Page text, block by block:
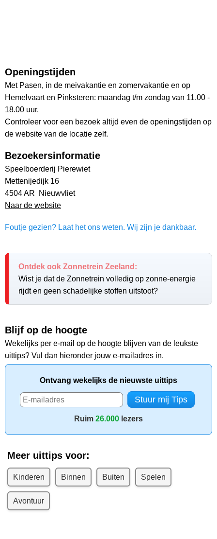
Openingstijden
Met Pasen, in de meivakantie en zomervakantie en op
Hemelvaart en Pinksteren: maandag t/m zondag van 11.00 -
18.00 uur.
Controleer voor een bezoek altijd even de openingstijden op
de website van de locatie zelf.
Bezoekersinformatie
Speelboerderij Pierewiet
Mettenijedijk 16
4504 AR Nieuwvliet
Naar de website
Foutje gezien? Laat het ons weten. Wij zijn je dankbaar.
Ontdek ook Zonnetrein Zeeland:
Wist je dat de Zonnetrein volledig op zonne-energie
rijdt en geen schadelijke stoffen uitstoot?
Blijf op de hoogte
Wekelijks per e-mail op de hoogte blijven van de leukste
uittips? Vul dan hieronder jouw e-mailadres in.
Ontvang wekelijks de nieuwste uittips
Ruim 26.000 lezers
Meer uittips voor:
Kinderen Binnen Buiten Spelen
Avontuur